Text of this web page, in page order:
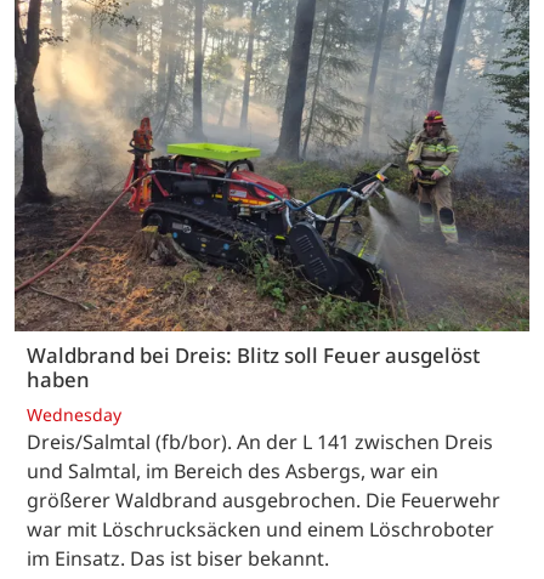
Waldbrand bei Dreis: Blitz soll Feuer ausgelöst
haben
Wednesday
Dreis/Salmtal (fb/bor). An der L 141 zwischen Dreis
und Salmtal, im Bereich des Asbergs, war ein
größerer Waldbrand ausgebrochen. Die Feuerwehr
war mit Löschrucksäcken und einem Löschroboter
im Einsatz. Das ist biser bekannt.